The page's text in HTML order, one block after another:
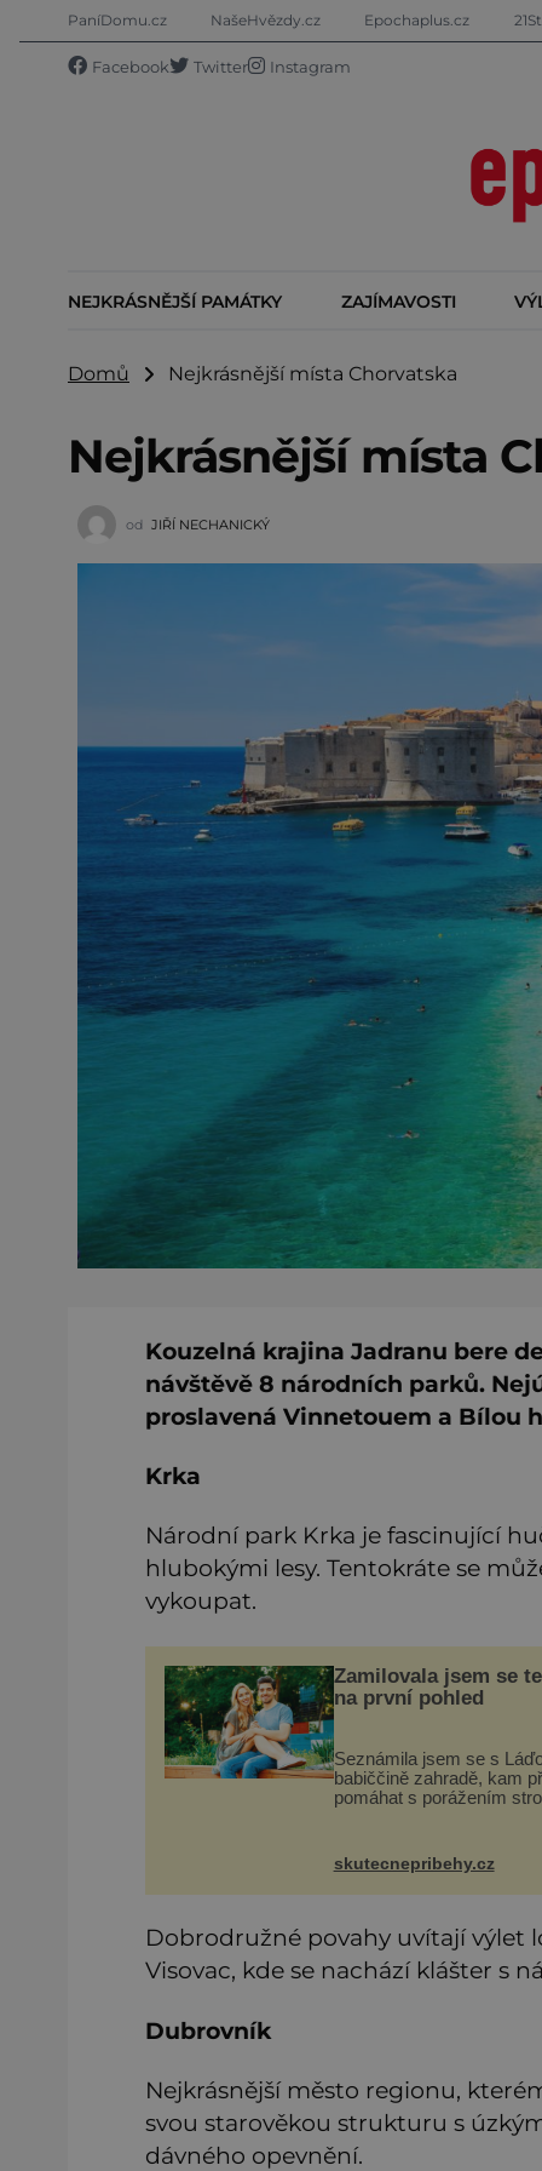
PaníDomu.cz NašeHvězdy.cz Epochaplus.cz
Facebook Twitter Instagram
NEJKRÁSNĚJŠÍ PAMÁTKY ZAJÍMAVOSTI
Domů Nejkrásnější místa Chorvatska
Nejkrásnější místa
od JIŘÍ NECHANICKÝ
Kouzelná krajina Jadranu bere
návštěvě 8 národních parků.
proslavená Vinnetouem a Bílou
Krka
Národní park Krka je fascinující
hlubokými lesy. Tentokráte se
vykoupat.
Zamilovala jsem se
na první pohled
Seznámila jsem se s
babiččině zahradě, kam
pomáhat s porážením
často ptávala, kdy se už
konečně vdám. Dost mě to
deptalo,
skutecnepribehy.cz
Dobrodružné povahy uvítají výlet
Visovac, kde se nachází klášter s
Dubrovník
Nejkrásnější město regionu,
svou starověkou strukturu s
dávného opevnění.